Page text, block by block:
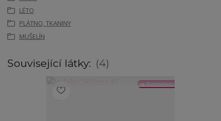
LÉTO
PLÁTNO, TKANINY
MUŠELÍN
Související látky: 4
🔥 Bestseller